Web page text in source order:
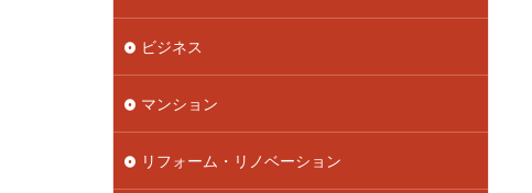
ビジネス
マンション
リフォーム・リノベーション